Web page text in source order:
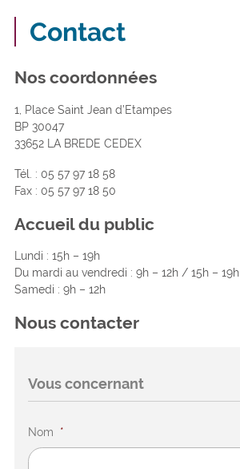
Contact
Nos coordonnées
1, Place Saint Jean d’Etampes
BP 30047
33652 LA BREDE CEDEX
Tél. : 05 57 97 18 58
Fax : 05 57 97 18 50
Accueil du public
Lundi : 15h – 19h
Du mardi au vendredi : 9h – 12h / 15h – 19h
Samedi : 9h – 12h
Nous contacter
Vous concernant
Nom *